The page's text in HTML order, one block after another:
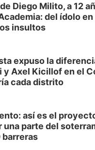
Diego Milito, a 12
del ídolo
insultos
expuso la
y Axel Kicillof en el
cada distrito
así es el
una parte del
barreras